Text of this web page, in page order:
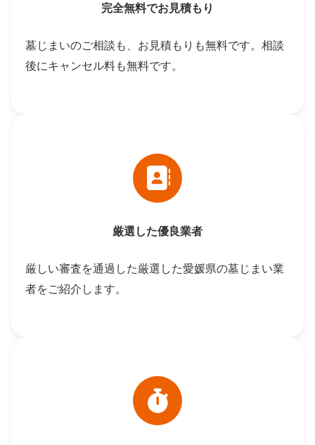
完全無料でお見積もり
墓じまいのご相談も、お見積もりも無料です。相談
後にキャンセル料も無料です。
厳選した優良業者
厳しい審査を通過した厳選した愛媛県の墓じまい業
者をご紹介します。